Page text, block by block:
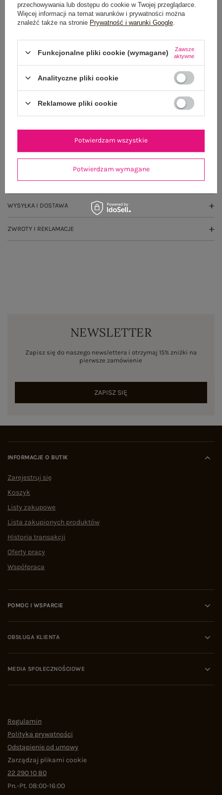
Do darmowej dostawy brakuje 200,00 zł
100 dni na zwrot
GŁÓWNE PARAMETRY
OPINIE O PRODUKCIE (0)
WYSYŁKA I DOSTAWA
ZWROTY I REKLAMACJE
NEWSLETTER
Zapisz się do naszego newslettera i otrzymaj 15% zniżki na
pierwsze zamówienie
ZAPISZ SIĘ
INFORMACJE O BUTIK
Zarejestruj się
Koszyk
Listy zakupowe
Lista zakupionych produktów
Historia transakcji
Oferty pracy
Współpraca
POMOC I WSPARCIE
OBSŁUGA KLIENTA
MEDIA SPOŁECZNOŚCIOWE
Regulamin
Polityka prywatności
Odstąpienie od umowy
Zarządzaj plikami cookie
22 290 10 80
Pn.-Pt. 08:00-16:00
przechowywania lub dostępu do cookie w Twojej przeglądarce.
Więcej informacji na temat warunków i prywatności można
znaleźć także na stronie Prywatność i warunki Google
Funkcjonalne pliki cookie (wymagane)
Zawsze
aktywne
Analityczne pliki cookie
Reklamowe pliki cookie
Potwierdzam wymagane
Potwierdzam wszystkie